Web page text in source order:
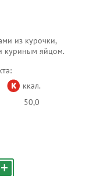
из курочки,
куриным яйцом.
ккал.
50,0